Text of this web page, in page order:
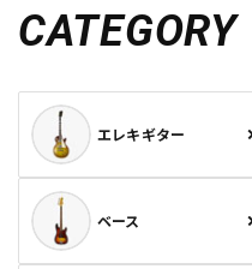
CATEGORY
エレキギター
ベース